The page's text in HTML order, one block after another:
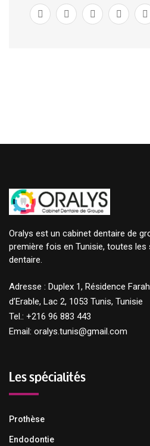
Oralys est un cabinet dentaire de
première fois en Tunisie, toutes les
dentaire.
Adresse : Duplex 1, Résidence
d’Erable, Lac 2, 1053 Tunis, Tunisie
Tel.: +216 96 883 443
Email: oralys.tunis@gmail.com
Les spécialités
Prothèse
Endodontie